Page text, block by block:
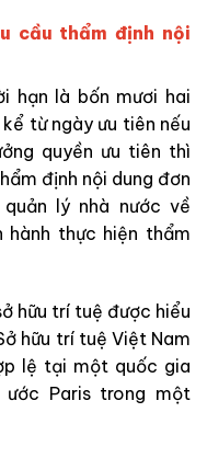
cầu thẩm định nội
hạn là bốn mươi hai
từ ngày ưu tiên nếu
quyền ưu tiên thì
định nội dung đơn
lý nhà nước về
hành thực hiện thẩm
hữu trí tuệ được hiểu
hữu trí tuệ Việt Nam
lệ tại một quốc gia
Paris trong một